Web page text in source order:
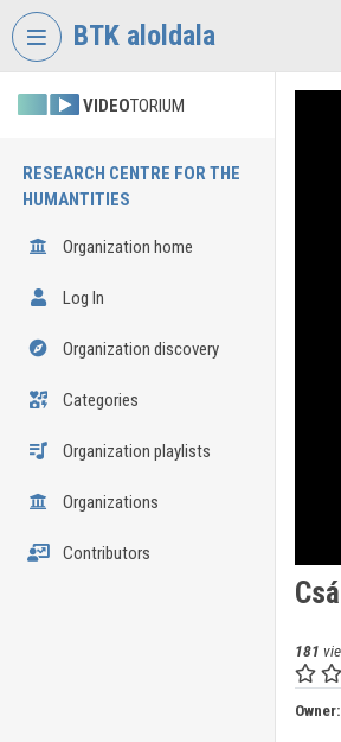
Skip header
BTK aloldala
VIDEOTORIUM
RESEARCH CENTRE FOR THE
HUMANTITIES
Organization home
Log In
Organization discovery
Categories
Organization playlists
Organizations
Contributors
181
Owner: